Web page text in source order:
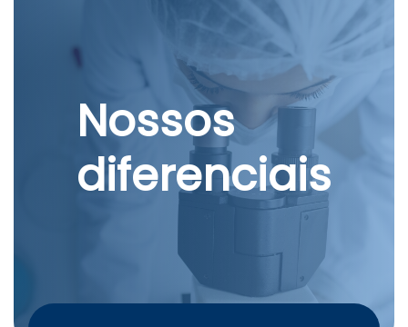
Nossos
diferenciais